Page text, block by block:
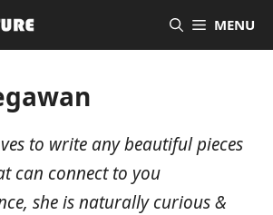
MENU
to write any beautiful pieces
can connect to you
she is naturally curious &